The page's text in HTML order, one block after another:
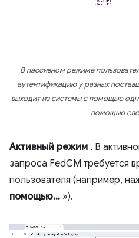
В пассивном режиме
аутентификацию у разных
выходит из системы с помощью
помощью
Активный режим . В
запроса FedCM требуется
пользователя (например,
помощью… »).